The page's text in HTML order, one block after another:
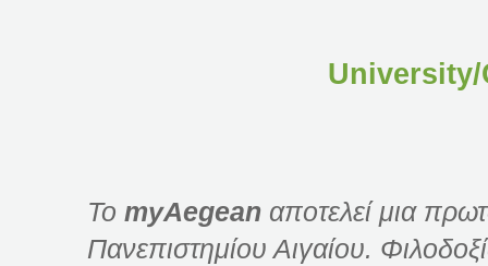
University/
Το myAegean αποτελεί μια
Πανεπιστημίου Αιγαίου.